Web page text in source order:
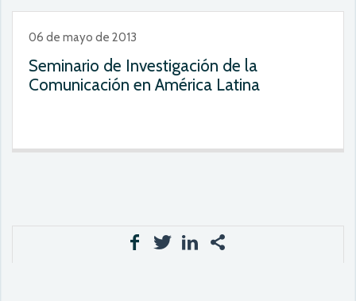
06 de mayo de 2013
Seminario de Investigación de la
Comunicación en América Latina